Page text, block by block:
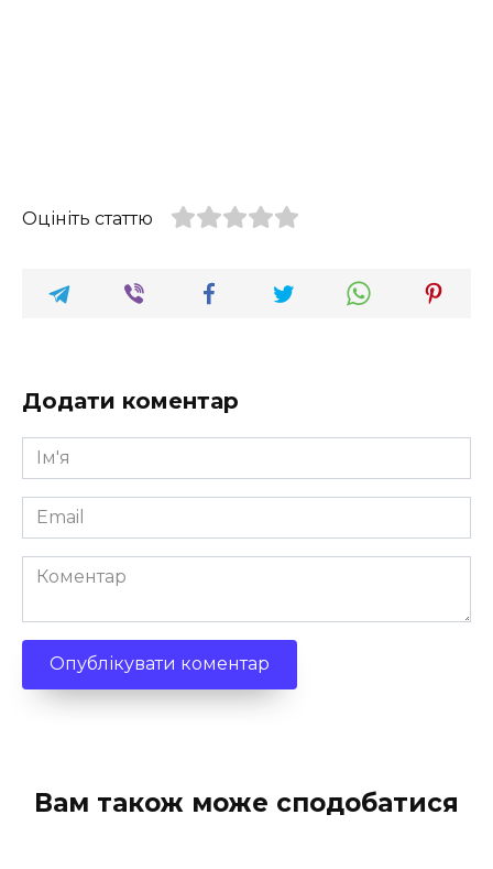
Оцініть статтю
Додати коментар
Ім'я
*
Email
*
Коментар
Вам також може сподобатися